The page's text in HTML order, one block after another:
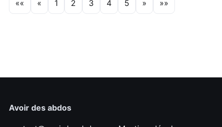
«« « 1 2 3 4 5 » »»
Avoir des abdos